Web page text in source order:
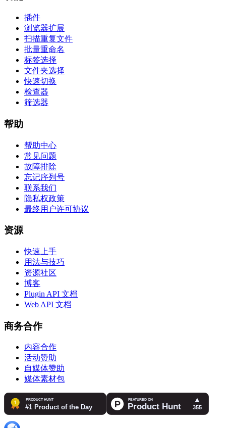
插件
浏览器扩展
扫描重复文件
批量重命名
标签选择
文件夹选择
快速切换
检查器
筛选器
帮助
帮助中心
常见问题
故障排除
忘记序列号
联系我们
隐私权政策
最终用户许可协议
资源
快速上手
用法与技巧
资源社区
博客
Plugin API 文档
Web API 文档
商务合作
内容合作
活动赞助
自媒体赞助
媒体素材包